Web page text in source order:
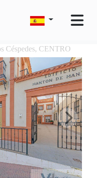
Céspedes, CENTRO